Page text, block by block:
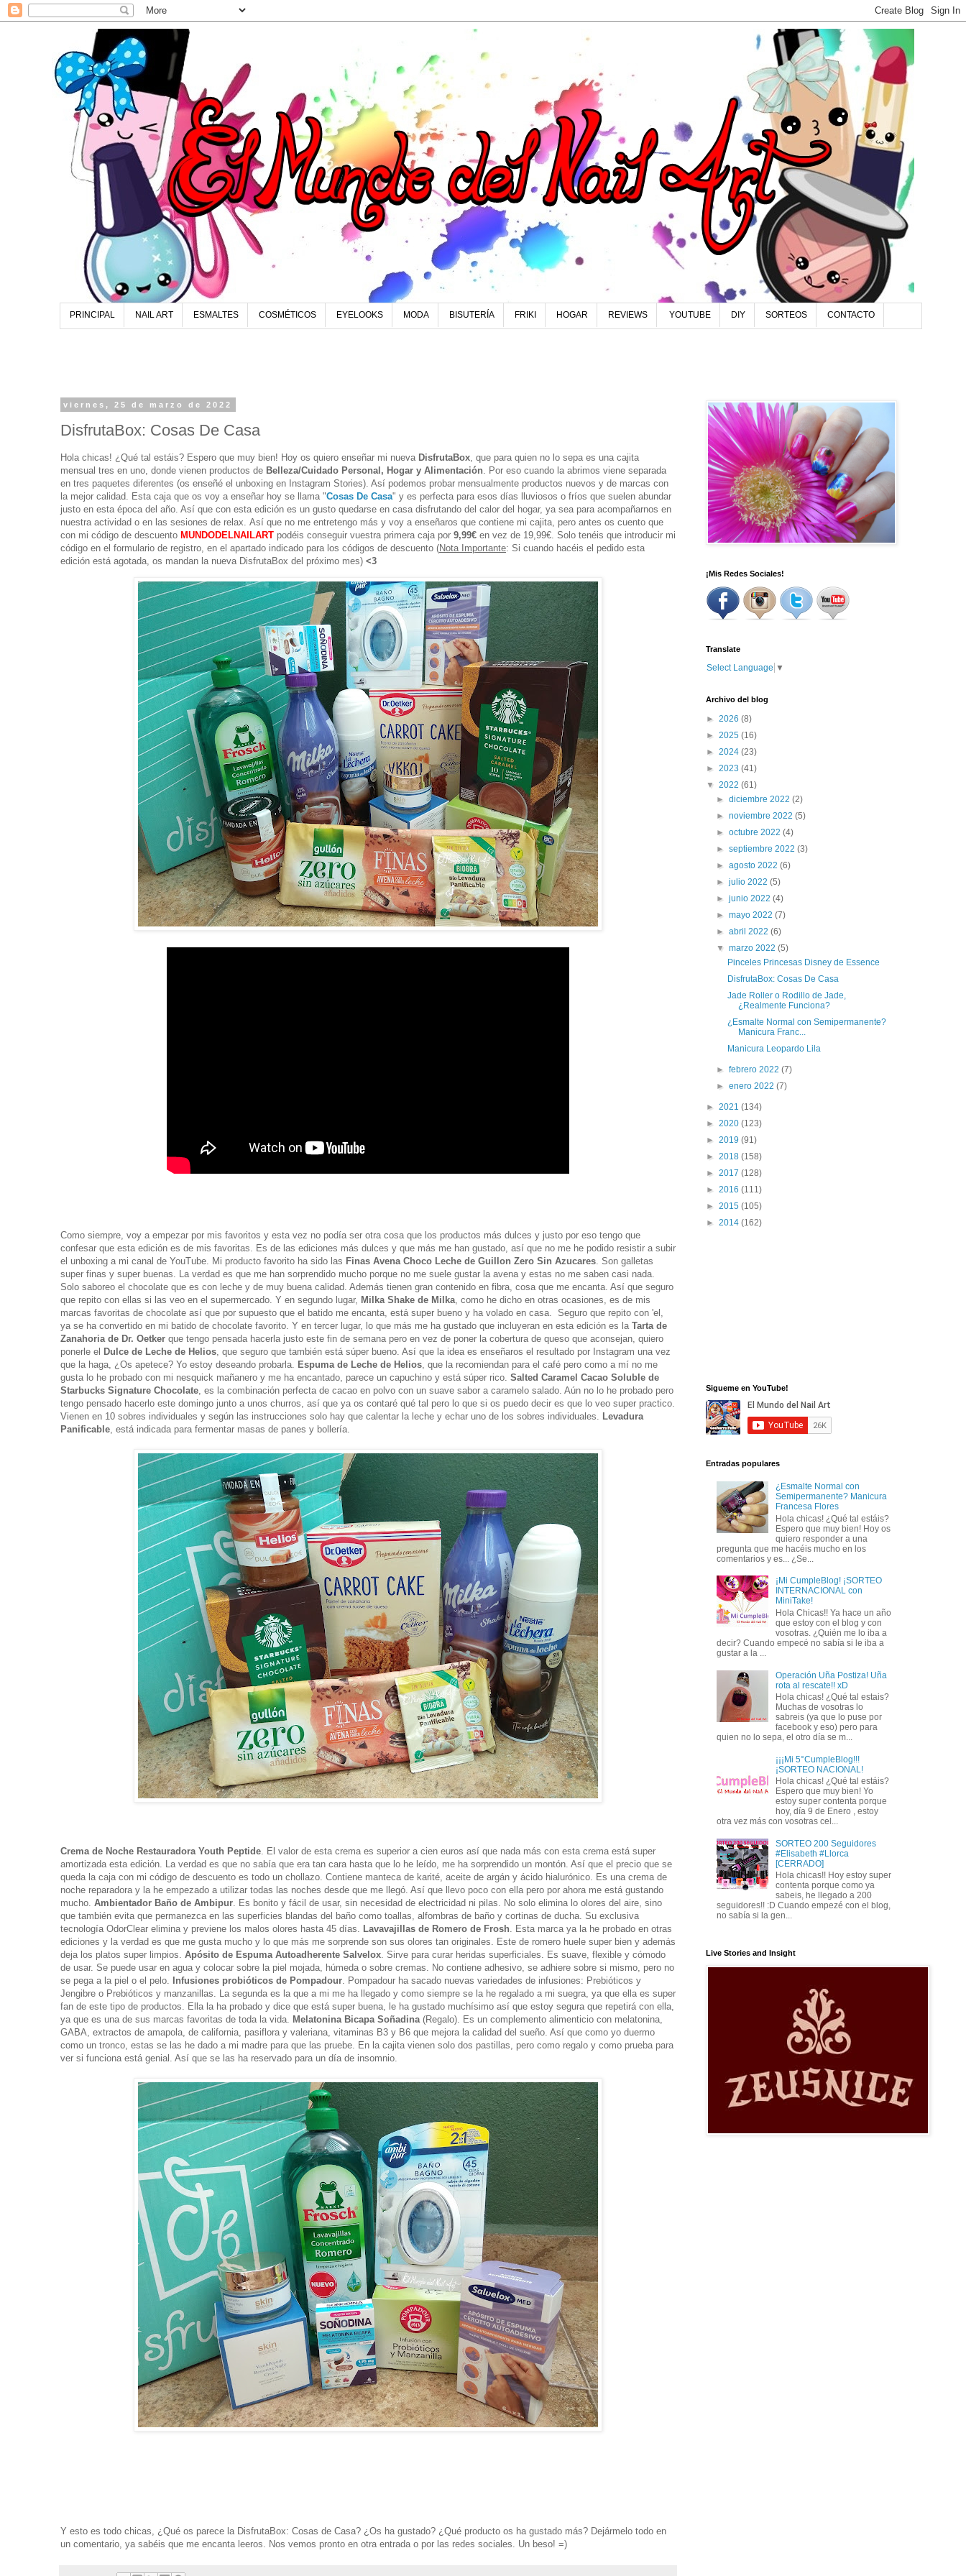
PRINCIPAL NAIL ART ESMALTES COSMÉTICOS EYELOOKS MODA BISUTERÍA FRIKI HOGAR REVIEWS YOUTUBE DIY SORTEOS CONTACTO
viernes, 25 de marzo de 2022
DisfrutaBox: Cosas De Casa
Hola chicas! ¿Qué tal estáis? Espero que muy bien! Hoy os quiero enseñar mi nueva DisfrutaBox , que para quien no lo sepa es una cajita
mensual tres en uno, donde vienen productos de Belleza/Cuidado Personal, Hogar y Alimentación . Por eso cuando la abrimos viene separada
en tres paquetes diferentes (os enseñé el unboxing en Instagram Stories). Así podemos probar mensualmente productos nuevos y de marcas con
la mejor calidad. Esta caja que os voy a enseñar hoy se llama "Cosas De Casa" y es perfecta para esos días lluviosos o fríos que suelen abundar
justo en esta época del año. Así que con esta edición es un gusto quedarse en casa disfrutando del calor del hogar, ya sea para acompañarnos en
nuestra actividad o en las sesiones de relax Así que no me entretengo más y voy a enseñaros que contiene mi cajita, pero antes os cuento que
con mi código de descuento MUNDODELNAILART podéis conseguir vuestra primera caja por 9,99€ en vez de 19,99€. Solo tenéis que introducir mi
código en el formulario de registro, en el apartado indicado para los códigos de descuento (Nota Importante: Si cuando hacéis el pedido esta
edición está agotada, os mandan la nueva DisfrutaBox del próximo mes) <3
Como siempre, voy a empezar por mis favoritos y esta vez no podía ser otra cosa que los productos más dulces y justo por eso tengo que
confesar que esta edición es de mis favoritas. Es de las ediciones más dulces y que más me han gustado, así que no me he podido resistir a subir
el unboxing a mi canal de YouTube. Mi producto favorito ha sido las Finas Avena Choco Leche de Guillon Zero Sin Azucares . Son galletas
super finas y super buenas. La verdad es que me han sorprendido mucho porque no me suele gustar la avena y estas no me saben casi nada.
Solo saboreo el chocolate que es con leche y de muy buena calidad. Además tienen gran contenido en fibra, cosa que me encanta. Así que seguro
que repito con ellas si las veo en el supermercado. Y en segundo lugar, Milka Shake de Milka , como he dicho en otras ocasiones, es de mis
marcas favoritas de chocolate así que por supuesto que el batido me encanta, está super bueno y ha volado en casa. Seguro que repito con 'el,
ya se ha convertido en mi batido de chocolate favorito. Y en tercer lugar, lo que más me ha gustado que incluyeran en esta edición es la Tarta de
Zanahoria de Dr. Oetker que tengo pensada hacerla justo este fin de semana pero en vez de poner la cobertura de queso que aconsejan, quiero
ponerle el Dulce de Leche de Helios que seguro que también está súper bueno. Así que la idea es enseñaros el resultado por Instagram una vez
que la haga, ¿Os apetece? Yo estoy deseando probarla.
Espuma de Leche de Helios , que la recomiendan para el café pero como a mí no me
gusta lo he probado con mi nesquick mañanero y me ha encantado, parece un capuchino y está súper rico. Salted Caramel Cacao Soluble de
Starbucks Signature Chocolate , es la combinación perfecta de cacao en polvo con un suave sabor a caramelo salado. Aún no lo he probado pero
tengo pensado hacerlo este domingo junto a unos churros, así que ya os contaré qué tal pero lo que si os puedo decir es que lo veo super practico.
Vienen en 10 sobres individuales y según las instrucciones solo hay que calentar la leche y echar uno de los sobres individuales.
Levadura
Panificable , está indicada para fermentar masas de panes y bollería.
Crema de Noche Restauradora Youth Peptide . El valor de esta crema es superior a cien euros así que nada más con esta crema está super
amortizada esta edición. La verdad es que no sabía que era tan cara hasta que lo he leído, me ha sorprendido un montón. Así que el precio que se
queda la caja con mi código de descuento es todo un chollazo. Contiene manteca de karité, aceite de argán y ácido hialurónico. Es una crema de
noche reparadora y la he empezado a utilizar todas las noches desde que me llegó. Así que llevo poco con ella pero por ahora me está gustando
mucho. Ambientador Baño de Ambipur . Es bonito y fácil de usar, sin necesidad de electricidad ni pilas. No solo elimina lo olores del aire, sino
que también evita que permanezca en las superficies blandas del baño como toallas, alfombras de baño y cortinas de ducha. Su exclusiva
tecnología OdorClear elimina y previene los malos olores hasta 45 días.
Lavavajillas de Romero de Frosh . Esta marca ya la he probado en otras
ediciones y la verdad es que me gusta mucho y lo que más me sorprende son sus olores tan originales. Este de romero huele super bien y además
deja los platos super limpios. Apósito de Espuma Autoadherente Salvelox . Sirve para curar heridas superficiales. Es suave, flexible y cómodo
de usar. Se puede usar en agua y colocar sobre la piel mojada, húmeda o sobre cremas. No contiene adhesivo, se adhiere sobre si mismo, pero no
se pega a la piel o el pelo.
Infusiones probióticos de Pompadour . Pompadour ha sacado nuevas variedades de infusiones: Prebióticos y
Jengibre o Prebióticos y manzanillas. La segunda es la que a mi me ha llegado y como siempre se la he regalado a mi suegra, ya que ella es super
fan de este tipo de productos. Ella la ha probado y dice que está super buena, le ha gustado muchísimo así que estoy segura que repetirá con ella,
ya que es una de sus marcas favoritas de toda la vida.
Melatonina Bicapa Soñadina (Regalo). Es un complemento alimenticio con melatonina,
GABA, extractos de amapola, de california, pasiflora y valeriana, vitaminas B3 y B6 que mejora la calidad del sueño. Así que como yo duermo
como un tronco, estas se las he dado a mi madre para que las pruebe. En la cajita vienen solo dos pastillas, pero como regalo y como prueba para
ver si funciona está genial. Así que se las ha reservado para un día de insomnio.
Y esto es todo chicas, ¿Qué os parece la DisfrutaBox: Cosas de Casa? ¿Os ha gustado? ¿Qué producto os ha gustado más? Dejármelo todo en
un comentario, ya sabéis que me encanta leeros. Nos vemos pronto en otra entrada o por las redes sociales. Un beso! =)
¡Mis Redes Sociales!
Translate
Select Language ▼
Archivo del blog
► 2026 (8)
► 2025 (16)
► 2024 (23)
► 2023 (41)
▼ 2022 (61)
►diciembre 2022(2)
►noviembre 2022(5)
►octubre 2022(4)
►septiembre 2022(3)
►agosto 2022(6)
►julio 2022(5)
►junio 2022(4)
►mayo 2022(7)
►abril 2022(6)
▼marzo 2022(5)
Pinceles Princesas Disney de Essence
DisfrutaBox: Cosas De Casa
Jade Roller o Rodillo de Jade,
¿Realmente Funciona?
¿Esmalte Normal con Semipermanente?
Manicura Franc...
Manicura Leopardo Lila
►febrero 2022(7)
►enero 2022(7)
► 2021 (134)
► 2020 (123)
► 2019 (91)
► 2018 (158)
► 2017 (128)
► 2016 (111)
► 2015 (105)
► 2014 (162)
Sigueme en YouTube!
Entradas populares
¿Esmalte Normal con
Semipermanente? Manicura
Francesa Flores
Hola chicas! ¿Qué tal estáis?
Espero que muy bien! Hoy os
quiero responder a una
pregunta que me hacéis mucho en los
comentarios y es... ¿Se...
¡Mi CumpleBlog! ¡SORTEO
INTERNACIONAL con
MiniTake!
Hola Chicas!! Ya hace un año
que estoy con el blog y con
vosotras. ¿Quién me lo iba a
decir? Cuando empecé no sabía si le iba a
gustar a la ...
Operación Uña Postiza! Uña
rota al rescate!! xD
Hola chicas! ¿Qué tal estais?
Muchas de vosotras lo
sabreis (ya que lo puse por
facebook y eso) pero para
quien no lo sepa, el otro día se m...
¡¡¡Mi 5°CumpleBlog!!!
¡SORTEO NACIONAL!
Hola chicas! ¿Qué tal estáis?
Espero que muy bien! Yo
estoy super contenta porque
hoy, día 9 de Enero , estoy
otra vez más con vosotras cel...
SORTEO 200 Seguidores
#Elisabeth #Llorca
[CERRADO]
Hola chicas!! Hoy estoy super
contenta porque como ya
sabeis, he llegado a 200
seguidores!! :D Cuando empezé con el blog,
no sabía si la gen...
Live Stories and Insight